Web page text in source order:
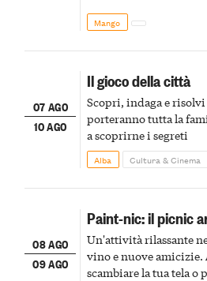
Mango
07 AGO
10 AGO
Il gioco della città
Scopri, indaga e
porteranno tutta la
a scoprirne i segreti
Alba Cultura & Cinema
08 AGO
09 AGO
Paint-nic: il picnic
Un'attività rilassante
vino e nuove amicizie.
scambiare la tua tela o